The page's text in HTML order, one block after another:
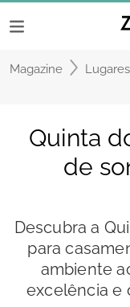
Magazine Lugares
Quinta
de
Descubra a
para
ambiente
excelência e